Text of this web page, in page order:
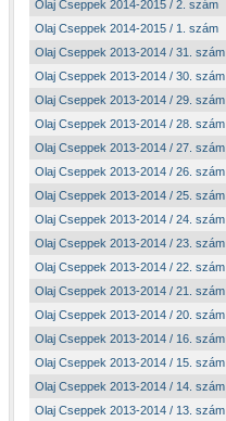
Olaj Cseppek 2014-2015 / 2. szám
Olaj Cseppek 2014-2015 / 1. szám
Olaj Cseppek 2013-2014 / 31. szám
Olaj Cseppek 2013-2014 / 30. szám
Olaj Cseppek 2013-2014 / 29. szám
Olaj Cseppek 2013-2014 / 28. szám
Olaj Cseppek 2013-2014 / 27. szám
Olaj Cseppek 2013-2014 / 26. szám
Olaj Cseppek 2013-2014 / 25. szám
Olaj Cseppek 2013-2014 / 24. szám
Olaj Cseppek 2013-2014 / 23. szám
Olaj Cseppek 2013-2014 / 22. szám
Olaj Cseppek 2013-2014 / 21. szám
Olaj Cseppek 2013-2014 / 20. szám
Olaj Cseppek 2013-2014 / 16. szám
Olaj Cseppek 2013-2014 / 15. szám
Olaj Cseppek 2013-2014 / 14. szám
Olaj Cseppek 2013-2014 / 13. szám